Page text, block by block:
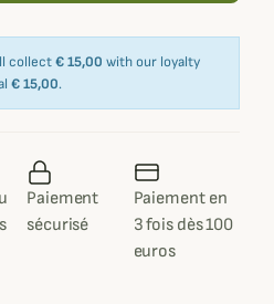
collect€ 15,00 with our loyalty
€ 15,00.
Paiement
sécurisé
Paiement en
3 fois dès 100
euros